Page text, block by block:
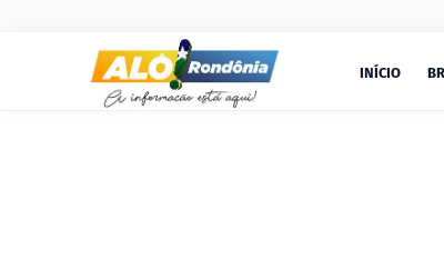
INÍCIO